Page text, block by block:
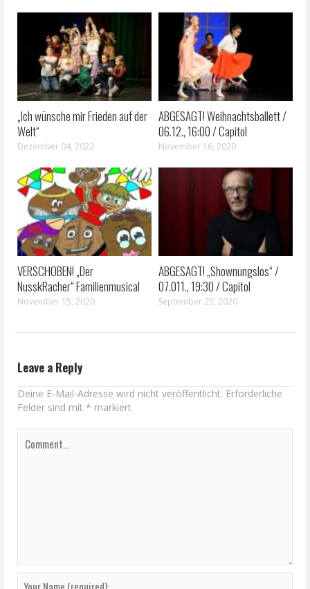
„Ich wünsche mir Frieden auf der
Welt“
Dezember 04, 2022
ABGESAGT! Weihnachtsballett /
06.12., 16:00 / Capitol
November 16, 2020
VERSCHOBEN! „Der
NusskRacher“ Familienmusical
November 15, 2020
ABGESAGT! „Shownungslos“ /
07.011., 19:30 / Capitol
September 25, 2020
Leave a Reply
Deine E-Mail-Adresse wird nicht veröffentlicht. Erforderliche
Felder sind mit* markiert